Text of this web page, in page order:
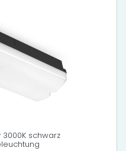
schwarz